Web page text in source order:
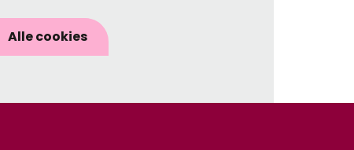
Alle cookies